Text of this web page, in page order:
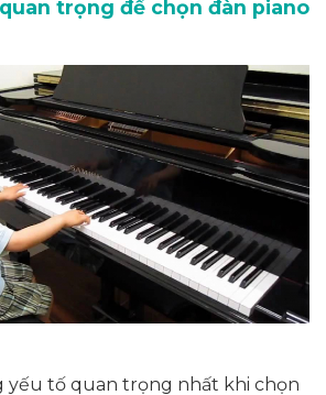
trọng để chọn đàn piano
yếu tố quan trọng nhất khi chọn